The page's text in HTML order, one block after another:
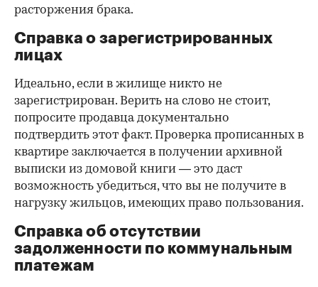
расторжения брака.
Справка о зарегистрированных
лицах
Идеально, если в жилище никто не
зарегистрирован. Верить на слово не стоит,
попросите продавца документально
подтвердить этот факт. Проверка прописанных в
квартире заключается в получении архивной
выписки из домовой книги — это даст
возможность убедиться, что вы не получите в
нагрузку жильцов, имеющих право пользования.
Справка об отсутствии
задолженности по коммунальным
платежам